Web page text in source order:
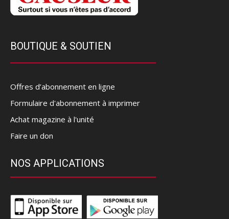
BOUTIQUE & SOUTIEN
Offres d’abonnement en ligne
Formulaire d'abonnement à imprimer
Achat magazine à l'unité
Faire un don
NOS APPLICATIONS